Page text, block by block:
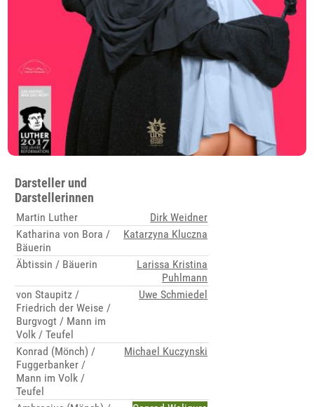
Darsteller und
Darstellerinnen
Martin Luther
Dirk Weidner
Katharina von Bora /
Bäuerin
Katarzyna Kluczna
Äbtissin / Bäuerin
Larissa Kristina
Puhlmann
von Staupitz /
Friedrich der Weise /
Burgvogt / Mann im
Volk / Teufel
Uwe Schmiedel
Konrad (Mönch) /
Fuggerbanker /
Mann im Volk /
Teufel
Michael Kuczynski